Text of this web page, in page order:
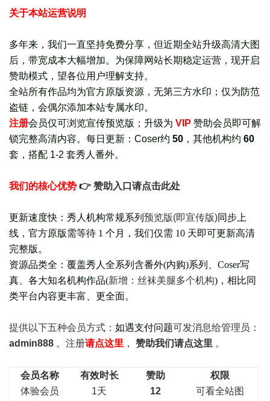
关于本站运营说明
多年来，我们一直坚持免费分享，但近期全站升级高清大图
后，带宽成本大幅增加。为保障网站长期稳定运营，现开启
赞助模式，望各位用户理解支持。
全站所有作品均为官方原版资源，无第三方水印；仅为防范
盗链，会偶尔添加本站专属水印。
注册会员仅可浏览宣传预览版 ； 升级为 VIP 赞助会员即可解
锁完整高清内容。每日更新： Coser约 50 ，其他机构约 60
套， 搭配 1-2 套秀人番外。
我们的核心优势 👉 赞助入口请点击此处
更新速度快：秀人机构常规系列 预览版(即宣传版)同步上
线，官方原版需等待 1 个月，我们仅需 10 天即可更新高清
完整版。
资源品类全：覆盖秀人全系列含番外(内购)系列、Coser写
真、各大知名机构作品(新增：丝袜美腿多个机构)，相比同
类平台内容更丰富、更全面。
提供以下五种会员方式： 如遇支付问题可发消息给管理员：
admin888 。注册请点这里 ， 赞助我们请点这里 。
会员名称 有效时长 赞助
权限
体验会员
1天 12
可看全站图